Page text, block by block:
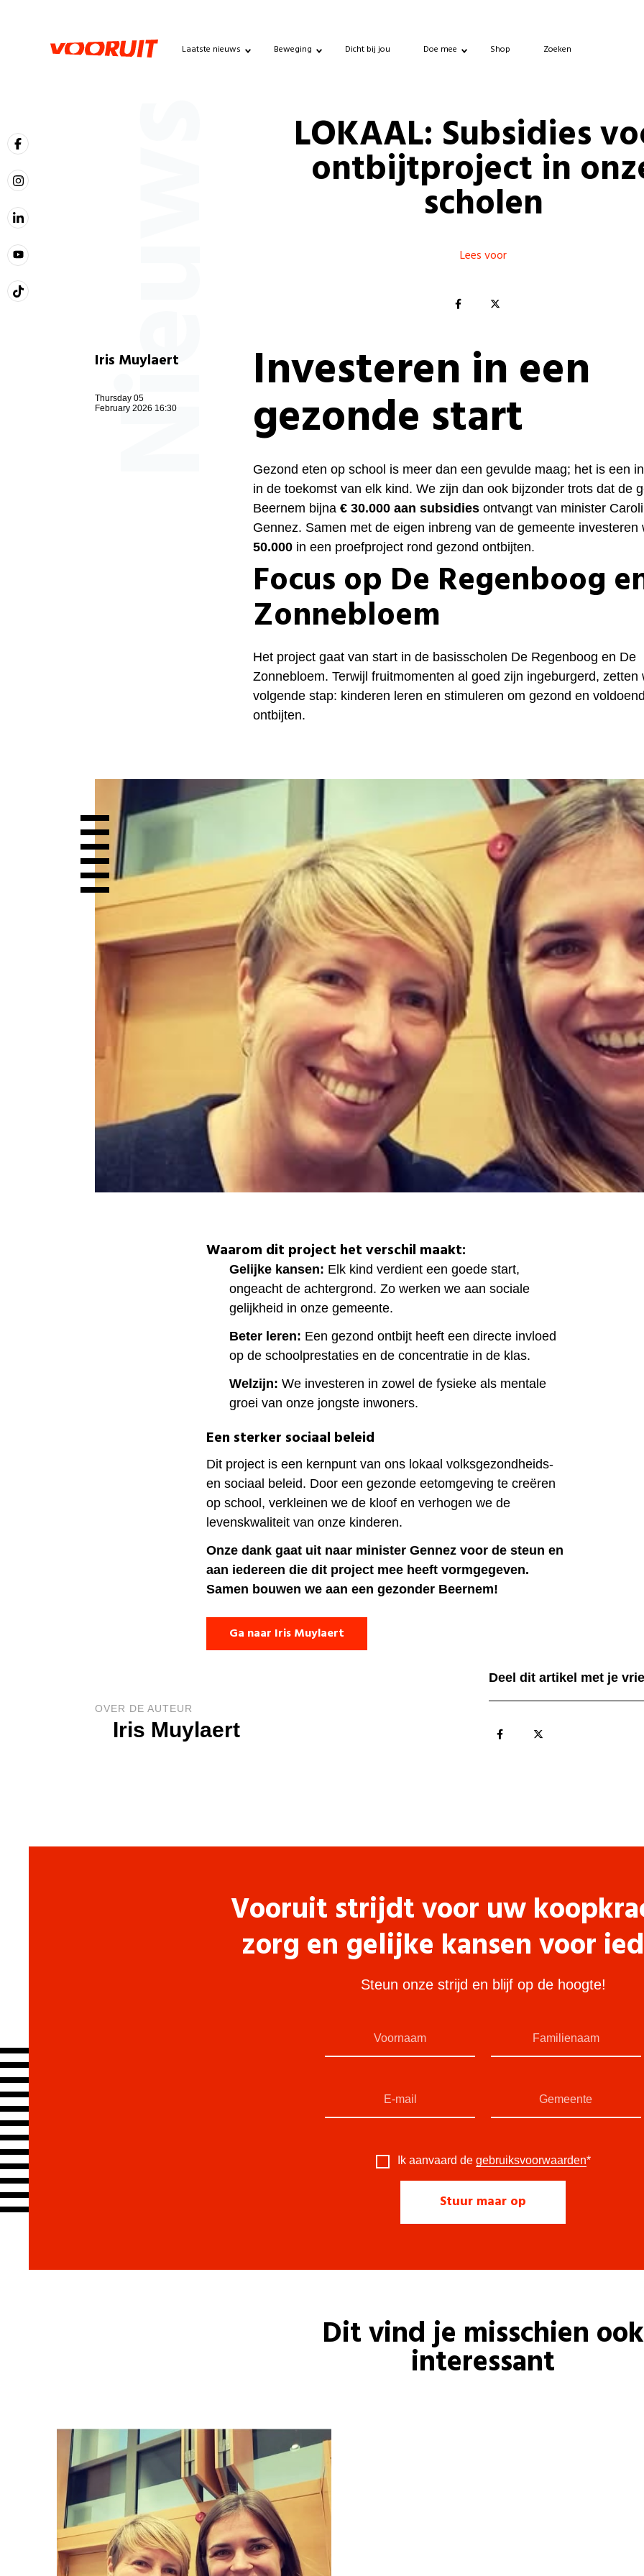
Laatste nieuws Beweging Dicht bij jou Doe mee Shop Zoeken
Nieuws LOKAAL: Subsidies
ontbijtproject in
scholen
Lees voor
Iris Muylaert
Thursday 05
February 2026 16:30
Investeren in een
gezonde start
Gezond eten op school is meer dan een gevulde maag; het is een
in de toekomst van elk kind. We zijn dan ook bijzonder trots dat de
Beernem bijna € 30.000 aan subsidiesontvangt van minister
Gennez. Samen met de eigen inbreng van de gemeente investeren
50.000in een proefproject rond gezond ontbijten.
Focus op De Regenboog
Zonnebloem
Het project gaat van start in de basisscholen De Regenboog en De
Zonnebloem. Terwijl fruitmomenten al goed zijn ingeburgerd, zetten
volgende stap: kinderen leren en stimuleren om gezond en
ontbijten.
Waarom dit project het verschil maakt:
Gelijke kansen: Elk kind verdient een goede start,
ongeacht de achtergrond. Zo werken we aan sociale
gelijkheid in onze gemeente.
Beter leren: Een gezond ontbijt heeft een directe invloed
op de schoolprestaties en de concentratie in de klas.
Welzijn: We investeren in zowel de fysieke als mentale
groei van onze jongste inwoners.
Een sterker sociaal beleid
Dit project is een kernpunt van ons lokaal volksgezondheids-
en sociaal beleid. Door een gezonde eetomgeving te creëren
op school, verkleinen we de kloof en verhogen we de
levenskwaliteit van onze kinderen.
Onze dank gaat uit naar minister Gennez voor de steun en
aan iedereen die dit project mee heeft vormgegeven.
Samen bouwen we aan een gezonder Beernem!
Ga naar Iris Muylaert
OVER DE AUTEUR
Iris Muylaert
Deel dit artikel met je
Vooruit strijdt voor uw
zorg en gelijke kansen voor
Steun onze strijd en blijf op de hoogte!
Ik aanvaard de gebruiksvoorwaarden*
Dit vind je misschien ook
interessant